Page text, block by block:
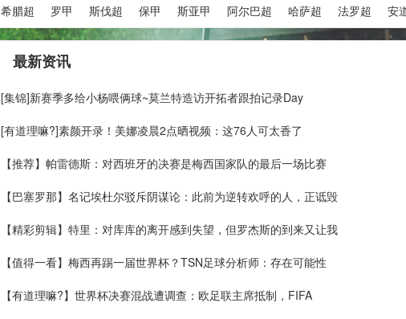
希腊超 罗甲 斯伐超 保甲 斯亚甲 阿尔巴超 哈萨超 法罗超 安
最新资讯
[集锦]新赛季多给小杨喂俩球~莫兰特造访开拓者跟拍记录Day
[有道理嘛?]素颜开录！美娜凌晨2点晒视频：这76人可太香了
【推荐】帕雷德斯：对西班牙的决赛是梅西国家队的最后一场比赛
【巴塞罗那】名记埃杜尔驳斥阴谋论：此前为逆转欢呼的人，正诋毁
【精彩剪辑】特里：对库库的离开感到失望，但罗杰斯的到来又让我
【值得一看】梅西再踢一届世界杯？TSN足球分析师：存在可能性
【有道理嘛?】世界杯决赛混战遭调查：欧足联主席抵制，FIFA